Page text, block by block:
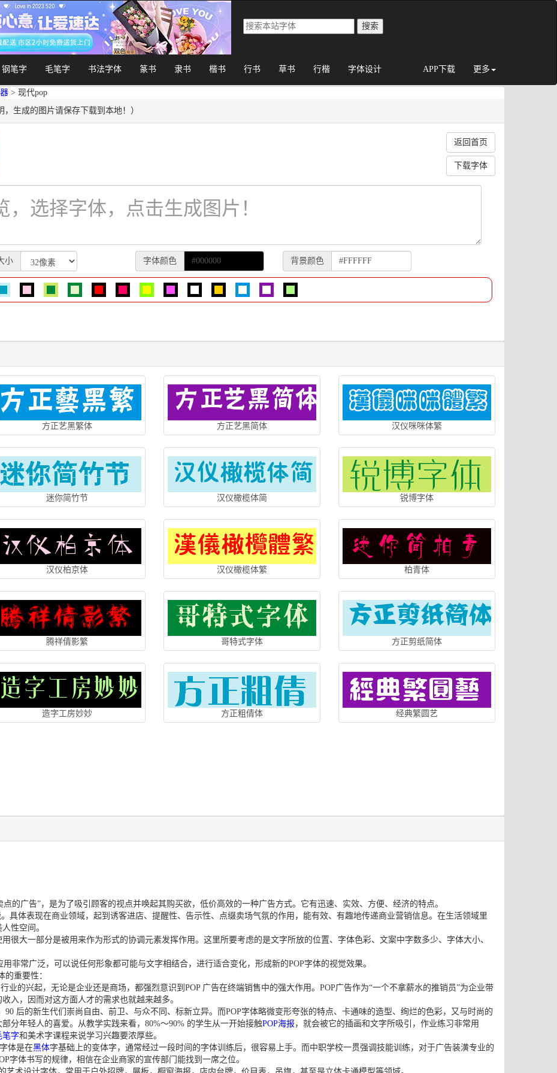
钢笔字 毛笔字 书法字体 篆书 隶书 楷书 行书 草书 行楷 字体设计 APP下载 更多
> 现代pop
生成的图片请保存下载到本地！）
返回首页
下载字体
小 字体颜色 背景颜色
方正艺黑繁体 方正艺黑简体 汉仪咪咪体繁
迷你简竹节 汉仪橄榄体简 锐博字体
汉仪柏京体 汉仪橄榄体繁 柏青体
腾祥倩影繁 哥特式字体 方正剪纸简体
造字工房妙妙 方正粗倩体 经典繁圆艺
点的广告”，是为了吸引顾客的视点并唤起其购买欲，低价高效的一种广告方式。它有迅速、实效、方便、经济的特点。
具体表现在商业领域，起到诱客进店、提醒性、告示性、点缀卖场气氛的作用，能有效、有趣地传递商业营销信息。在生活领域里
性空间。
很大一部分是被用来作为形式的协调元素发挥作用。这里所要考虑的是文字所放的位置、字体色彩、文案中字数多少、字体大小、
用非常广泛，可以说任何形象都可能与文字相结合，进行适合变化，形成新的POP字体的视觉效果。
的重要性：
业的兴起，无论是企业还是商场，都强烈意识到POP 广告在终端销售中的强大作用。POP广告作为“一个不拿薪水的推销员”为企业带
入，因而对这方面人才的需求也就越来越多。
90 后的新生代们崇尚自由、前卫、与众不同、标新立异。而POP字体略微变形夸张的特点、卡通味的造型、绚烂的色彩，又与时尚的
分年轻人的喜爱。从教学实践来看，80%～90% 的学生从一开始接触POP海报 ，就会被它的插画和文字所吸引，作业练习非常用
笔字和美术字课程来说学习兴趣要浓厚些。
体是在黑体字基础上的变体字，通常经过一段时间的字体训练后，很容易上手。而中职学校一贯强调技能训练，对于广告装潢专业的
字体书写的规律，相信在企业商家的宣传部门能找到一席之位。